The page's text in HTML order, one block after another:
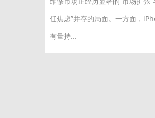
任焦虑”并存的局面。一方面，
有量持...